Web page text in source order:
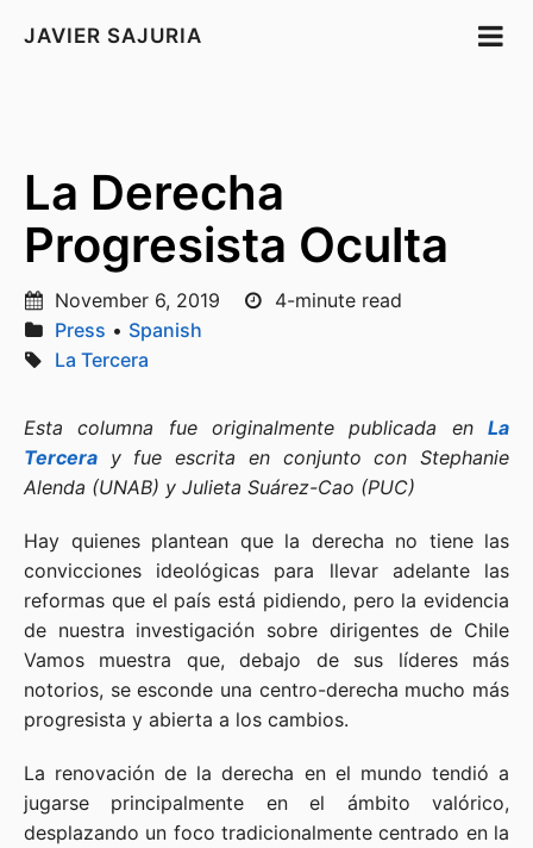
JAVIER SAJURIA
La Derecha
Progresista Oculta
November 6, 2019
4-minute read
Press • Spanish
La Tercera
Esta columna fue originalmente publicada en La
Tercera y fue escrita en conjunto con Stephanie
Alenda (UNAB) y Julieta Suárez-Cao (PUC)
Hay quienes plantean que la derecha no tiene las
convicciones ideológicas para llevar adelante las
reformas que el país está pidiendo, pero la evidencia
de nuestra investigación sobre dirigentes de Chile
Vamos muestra que, debajo de sus líderes más
notorios, se esconde una centro-derecha mucho más
progresista y abierta a los cambios.
La renovación de la derecha en el mundo tendió a
jugarse principalmente en el ámbito valórico,
desplazando un foco tradicionalmente centrado en la